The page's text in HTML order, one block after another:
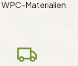
Materialien